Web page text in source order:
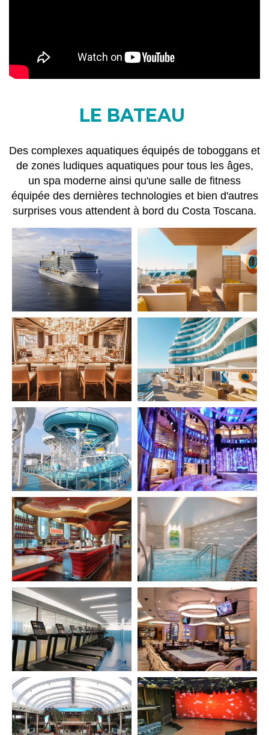
LE BATEAU
Des complexes aquatiques équipés de toboggans et
de zones ludiques aquatiques pour tous les âges,
un spa moderne ainsi qu'une salle de fitness
équipée des dernières technologies et bien d'autres
surprises vous attendent à bord du Costa Toscana.